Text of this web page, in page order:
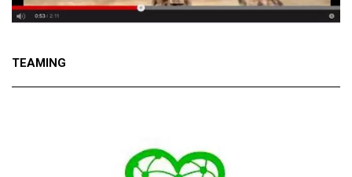
TEAMING